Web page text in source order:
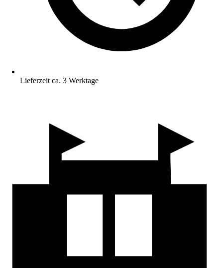
Lieferzeit ca. 3 Werktage